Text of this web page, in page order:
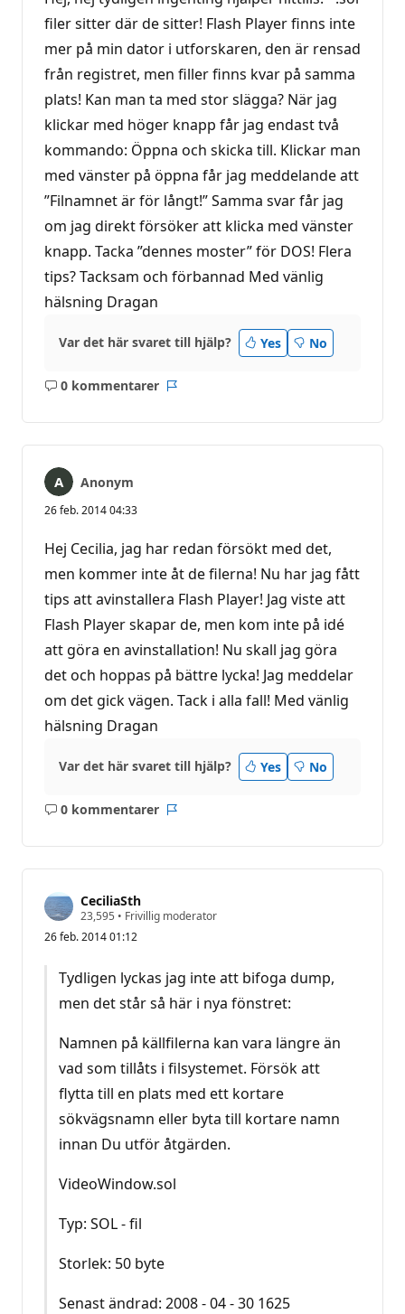
filer sitter där de sitter! Flash Player finns inte
mer på min dator i utforskaren, den är rensad
från registret, men filler finns kvar på samma
plats! Kan man ta med stor slägga? När jag
klickar med höger knapp får jag endast två
kommando: Öppna och skicka till. Klickar man
med vänster på öppna får jag meddelande att
”Filnamnet är för långt!” Samma svar får jag
om jag direkt försöker att klicka med vänster
knapp. Tacka ”dennes moster” för DOS! Flera
tips? Tacksam och förbannad Med vänlig
hälsning Dragan
Var det här svaret till hjälp? Yes No
0 kommentarer
Inga
Anonym
26 feb. 2014 04:33
Hej Cecilia, jag har redan försökt med det,
men kommer inte åt de filerna! Nu har jag fått
tips att avinstallera Flash Player! Jag viste att
Flash Player skapar de, men kom inte på idé
att göra en avinstallation! Nu skall jag göra
det och hoppas på bättre lycka! Jag meddelar
om det gick vägen. Tack i alla fall! Med vänlig
hälsning Dragan
Var det här svaret till hjälp? Yes No
0 kommentarer
Inga
CeciliaSth
23,595 R
k
e
s
o
n
g
• Frivillig moderator
26 feb. 2014 01:12
Tydligen lyckas jag inte att bifoga dump,
men det står så här i nya fönstret:
Namnen på källfilerna kan vara längre än
vad som tillåts i filsystemet. Försök att
flytta till en plats med ett kortare
sökvägsnamn eller byta till kortare namn
innan Du utför åtgärden.
VideoWindow.sol
Typ: SOL - fil
Storlek: 50 byte
Senast ändrad: 2008 - 04 - 30 1625